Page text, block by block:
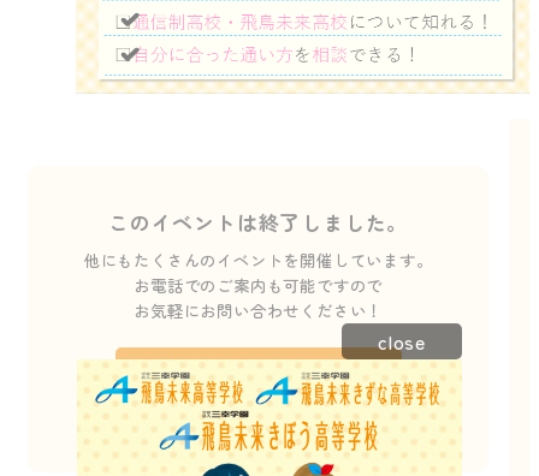
このイベントは終了しました。
他にもたくさんのイベントを開催しています。
お電話でのご案内も可能ですので
お気軽にお問い合わせください！
お電話でのお問い合わせはこちら
011-640-8755
close